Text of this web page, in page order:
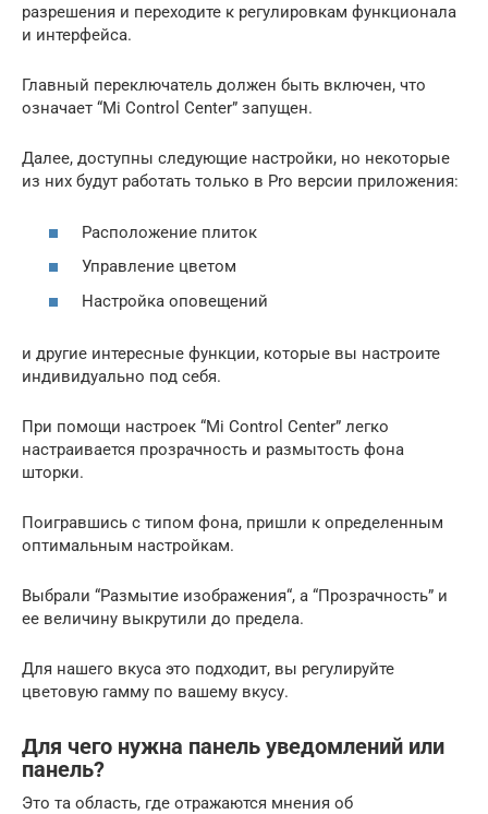
разрешения и переходите к регулировкам функционала
и интерфейса.
Главный переключатель должен быть включен, что
означает “Mi Control Center” запущен.
Далее, доступны следующие настройки, но некоторые
из них будут работать только в Pro версии приложения:
Расположение плиток
Управление цветом
Настройка оповещений
и другие интересные функции, которые вы настроите
индивидуально под себя.
При помощи настроек “Mi Control Center” легко
настраивается прозрачность и размытость фона
шторки.
Поигравшись с типом фона, пришли к определенным
оптимальным настройкам.
Выбрали “Размытие изображения“, а “Прозрачность” и
ее величину выкрутили до предела.
Для нашего вкуса это подходит, вы регулируйте
цветовую гамму по вашему вкусу.
Для чего нужна панель уведомлений или
панель?
Это та область, где отражаются мнения об